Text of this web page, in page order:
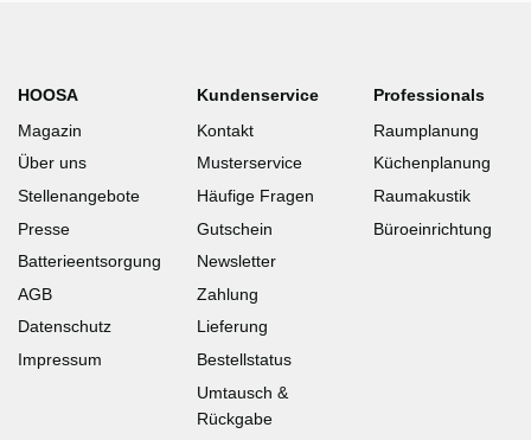
HOOSA
Magazin
Über uns
Stellenangebote
Presse
Batterieentsorgung
AGB
Datenschutz
Impressum
Kundenservice
Kontakt
Musterservice
Häufige Fragen
Gutschein
Newsletter
Zahlung
Lieferung
Bestellstatus
Umtausch &
Rückgabe
Professionals
Raumplanung
Küchenplanung
Raumakustik
Büroeinrichtung